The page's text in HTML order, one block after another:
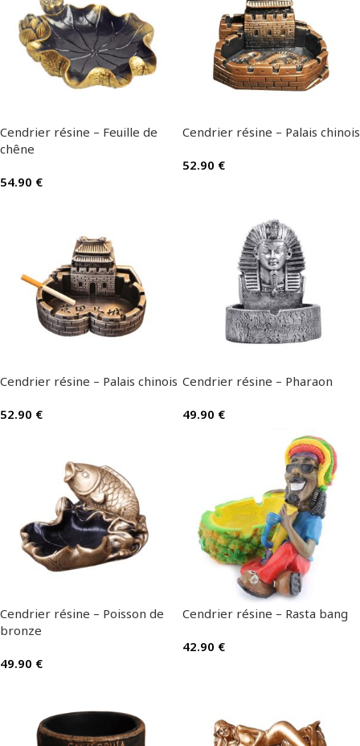
Cendrier résine – Feuille de
chêne
54.90 €
Cendrier résine – Palais chinois
52.90 €
Cendrier résine – Palais chinois
52.90 €
Cendrier résine – Pharaon
49.90 €
Cendrier résine – Poisson de
bronze
49.90 €
Cendrier résine – Rasta bang
42.90 €